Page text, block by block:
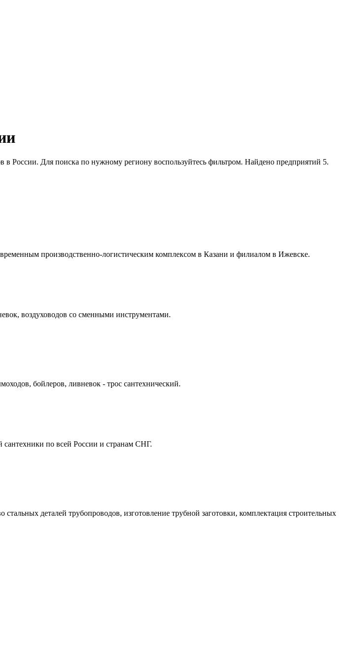
России. Для поиска по нужному региону воспользуйтесь фильтром. Найдено предприятий 5.
производственно-логистическим комплексом в Казани и филиалом в Ижевске.
воздуховодов со сменными инструментами.
бойлеров, ливневок - трос сантехнический.
по всей России и странам СНГ.
деталей трубопроводов, изготовление трубной заготовки, комплектация строительных